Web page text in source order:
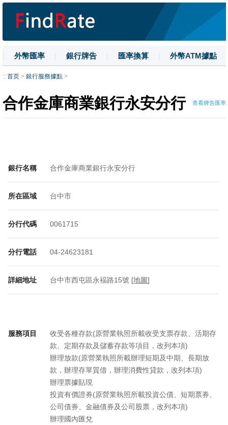
外幣匯率 銀行牌告 匯率換算 外幣ATM據點
| 名詞解釋 | 換匯技巧
:: 首页 > 銀行服務據點 >
合作金庫商業銀行永安分行 查看牌告匯率
銀行名稱 合作金庫商業銀行永安分行
所在區域 台中市
分行代碼 0061715
分行電話 04-24623181
詳細地址 台中市西屯區永褔路15號 [地圖]
服務項目
收受各種存款(原營業執照所載收受支票存款、活期存
款、定期存款及儲蓄存款等項目，改列本項)
辦理放款(原營業執照所載辦理短期及中期、長期放
款，辦理存單質借，辦理消費性貸款，改列本項)
辦理票據貼現
投資有價證券(原營業執照所載投資公債、短期票券、
公司債券、金融債券及公司股票，改列本項)
辦理國內匯兌